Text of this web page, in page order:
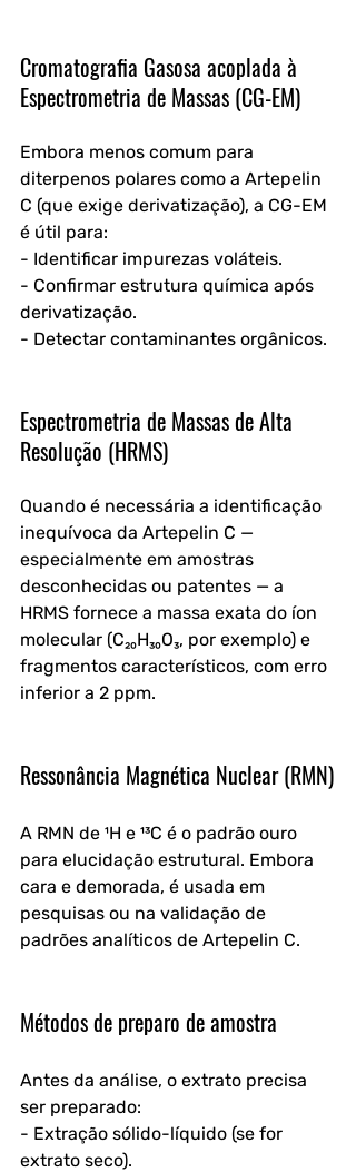
Cromatografia Gasosa acoplada à
Espectrometria de Massas (CG-EM)
Embora menos comum para
diterpenos polares como a Artepelin
C (que exige derivatização), a CG-EM
é útil para:
- Identificar impurezas voláteis.
- Confirmar estrutura química após
derivatização.
- Detectar contaminantes orgânicos.
Espectrometria de Massas de Alta
Resolução (HRMS)
Quando é necessária a identificação
inequívoca da Artepelin C —
especialmente em amostras
desconhecidas ou patentes — a
HRMS fornece a massa exata do íon
molecular (C₂₀H₃₀O₃, por exemplo) e
fragmentos característicos, com erro
inferior a 2 ppm.
Ressonância Magnética Nuclear (RMN)
A RMN de ¹H e ¹³C é o padrão ouro
para elucidação estrutural. Embora
cara e demorada, é usada em
pesquisas ou na validação de
padrões analíticos de Artepelin C.
Métodos de preparo de amostra
Antes da análise, o extrato precisa
ser preparado:
- Extração sólido-líquido (se for
extrato seco).